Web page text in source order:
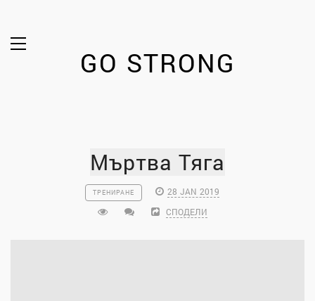
GO STRONG
Мъртва Тяга
ТРЕНИРАНЕ
28 JAN 2019
СПОДЕЛИ